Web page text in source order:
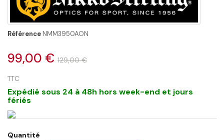
RéférenceNMM3950AON
99,00 € 129,00 €
TTC
Expédié sous 24 à 48h hors week-end et jours
fériés
Quantité